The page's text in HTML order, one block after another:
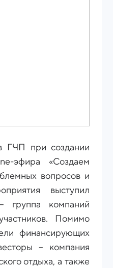
ГЧП при создании
эфира «Создаем
вопросов и
выступил
группа компаний
Помимо
финансирующих
– компания
отдыха, а также